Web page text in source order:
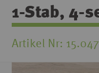
1-Stab, 4-
Artikel Nr 15.047